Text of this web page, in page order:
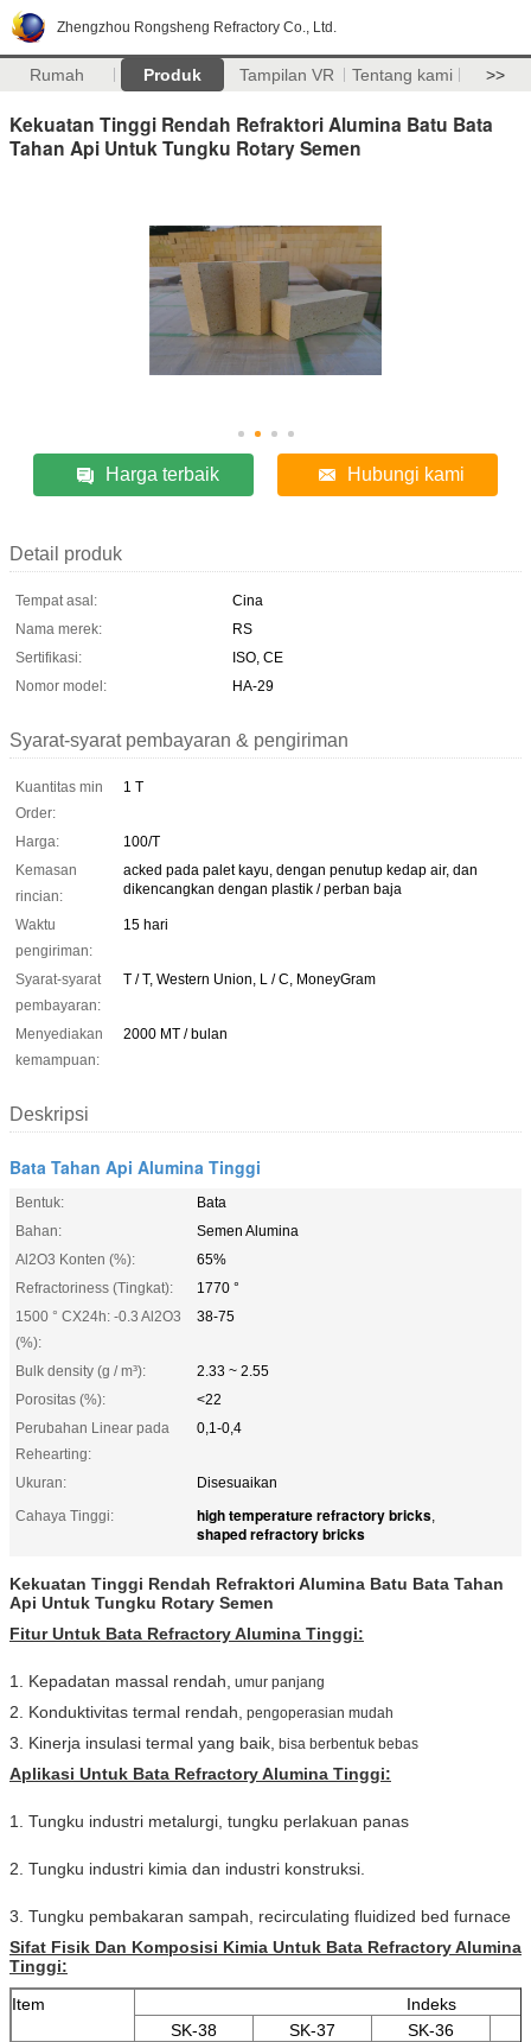
Zhengzhou Rongsheng Refractory Co., Ltd.
Rumah Produk Tampilan VR Tentang kami >>
Kekuatan Tinggi Rendah Refraktori Alumina Batu Bata
Tahan Api Untuk Tungku Rotary Semen
Harga terbaik Hubungi kami
Detail produk
Tempat asal:
Cina
Nama merek:
RS
Sertifikasi:
ISO, CE
Nomor model:
HA-29
Syarat-syarat pembayaran & pengiriman
Kuantitas min
Order:
1 T
Harga:
100/T
Kemasan
rincian:
acked pada palet kayu, dengan penutup kedap air, dan
dikencangkan dengan plastik / perban baja
Waktu
pengiriman:
15 hari
Syarat-syarat
pembayaran:
T / T, Western Union, L / C, MoneyGram
Menyediakan
kemampuan:
2000 MT / bulan
Deskripsi
Bata Tahan Api Alumina Tinggi
Bentuk:
Bata
Bahan:
Semen Alumina
Al2O3 Konten (%):
65%
Refractoriness (Tingkat):
1770 °
1500 ° CX24h: -0.3 Al2O3
(%):
38-75
Bulk density (g / m³):
2.33 ~ 2.55
Porositas (%):
<22
Perubahan Linear pada
Rehearting:
0,1-0,4
Ukuran:
Disesuaikan
Cahaya Tinggi:
high temperature refractory bricks,
shaped refractory bricks
Kekuatan Tinggi Rendah Refraktori Alumina Batu Bata Tahan
Api Untuk Tungku Rotary Semen
Fitur Untuk Bata Refractory Alumina Tinggi:
1. Kepadatan massal rendah, umur panjang
2. Konduktivitas termal rendah, pengoperasian mudah
3. Kinerja insulasi termal yang baik, bisa berbentuk bebas
Aplikasi Untuk Bata Refractory Alumina Tinggi:
1. Tungku industri metalurgi, tungku perlakuan panas
2. Tungku industri kimia dan industri konstruksi.
3. Tungku pembakaran sampah, recirculating fluidized bed furnace
Sifat Fisik Dan Komposisi Kimia Untuk Bata Refractory Alumina
Tinggi:
Item
Indeks
SK-38
SK-37 SK-36